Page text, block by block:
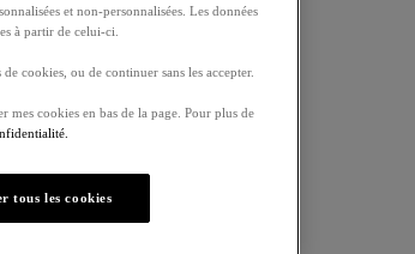
et non-personnalisées. Les données
à partir de celui-ci.
cookies, ou de continuer sans les accepter.
cookies en bas de la page. Pour plus de
tous les cookies